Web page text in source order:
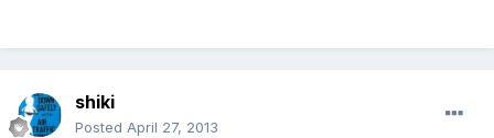
shiki
Posted April 27, 2013